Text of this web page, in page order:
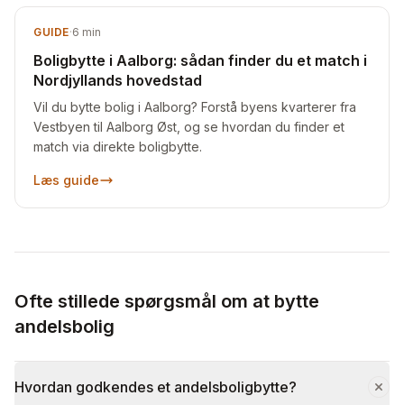
GUIDE·6 min
Boligbytte i Aalborg: sådan finder du et match i
Nordjyllands hovedstad
Vil du bytte bolig i Aalborg? Forstå byens kvarterer fra
Vestbyen til Aalborg Øst, og se hvordan du finder et
match via direkte boligbytte.
Læs guide
Ofte stillede spørgsmål om at bytte
andelsbolig
Hvordan godkendes et andelsboligbytte?